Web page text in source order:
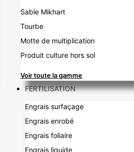
Sable Mikhart
Tourbe
Motte de multiplication
Produit culture hors sol
Voir toute la gamme
FERTILISATION
Engrais surfaçage
Engrais enrobé
Engrais foliaire
Engrais liquide